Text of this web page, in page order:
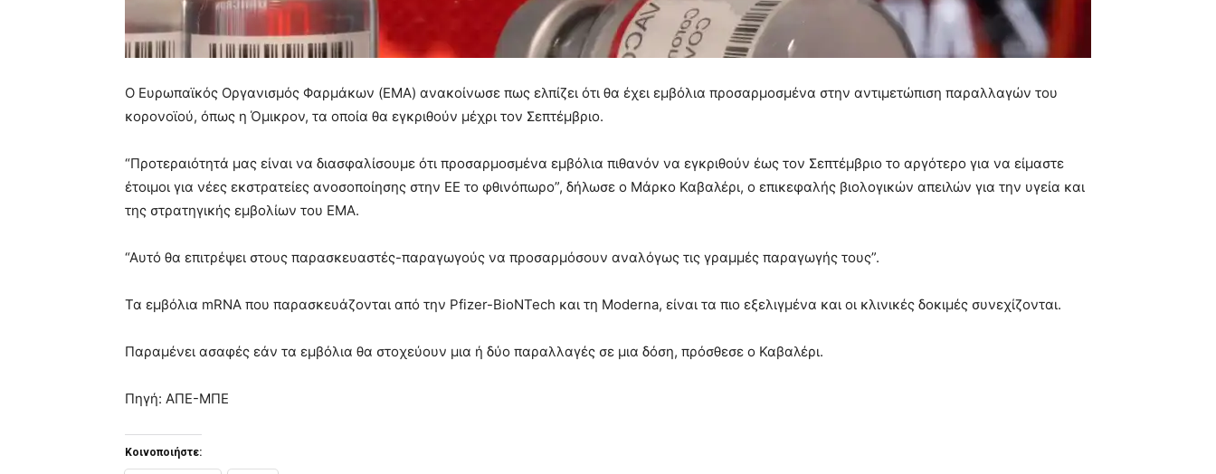
Ο Ευρωπαϊκός Οργανισμός Φαρμάκων (EMA) ανακοίνωσε πως ελπίζει ότι θα έχει εμβόλια προσαρμοσμένα στην αντιμετώπιση παραλλαγών του
κορονοϊού, όπως η Όμικρον, τα οποία θα εγκριθούν μέχρι τον Σεπτέμβριο.
“Προτεραιότητά μας είναι να διασφαλίσουμε ότι προσαρμοσμένα εμβόλια πιθανόν να εγκριθούν έως τον Σεπτέμβριο το αργότερο για να είμαστε
έτοιμοι για νέες εκστρατείες ανοσοποίησης στην ΕΕ το φθινόπωρο”, δήλωσε ο Μάρκο Καβαλέρι, ο επικεφαλής βιολογικών απειλών για την υγεία και
της στρατηγικής εμβολίων του EMA.
“Αυτό θα επιτρέψει στους παρασκευαστές-παραγωγούς να προσαρμόσουν αναλόγως τις γραμμές παραγωγής τους”.
Τα εμβόλια mRNA που παρασκευάζονται από την Pfizer-BioNTech και τη Moderna, είναι τα πιο εξελιγμένα και οι κλινικές δοκιμές συνεχίζονται.
Παραμένει ασαφές εάν τα εμβόλια θα στοχεύουν μια ή δύο παραλλαγές σε μια δόση, πρόσθεσε ο Καβαλέρι.
Πηγή: ΑΠΕ-ΜΠΕ
Κοινοποιήστε: